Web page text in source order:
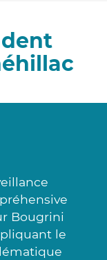
Bougrini
le